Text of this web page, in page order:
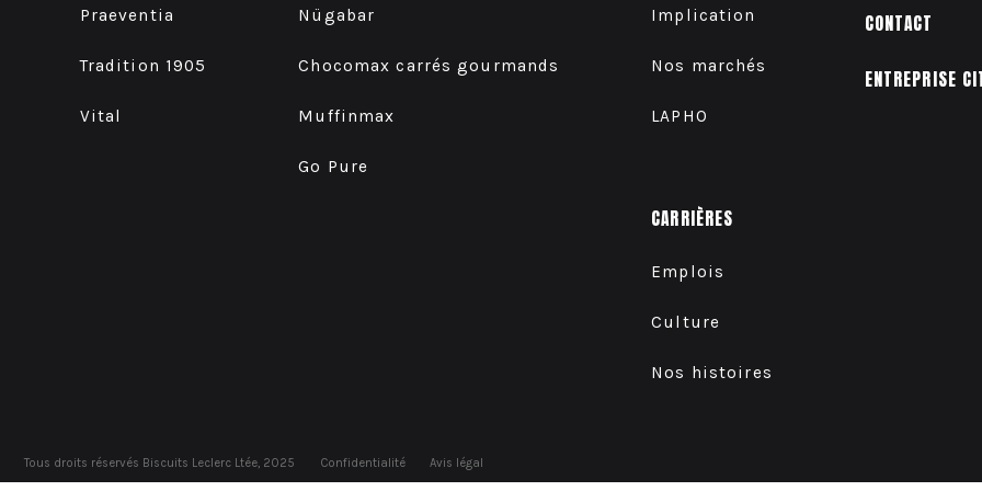
Praeventia
Tradition 1905
Vital
Nügabar
Chocomax carrés gourmands
Muffinmax
Go Pure
Implication
Nos marchés
LAPHO
CARRIÈRES
Emplois
Culture
Nos histoires
CONTACT
ENTREPRISE
Tous droits réservés Biscuits Leclerc Ltée, 2025 Confidentialité Avis légal